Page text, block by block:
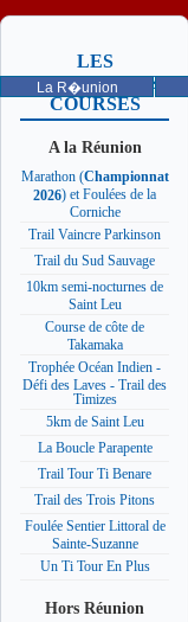
La R�union
LES
PROCHAINES
COURSES
A la Réunion
Marathon (Championnat
2026) et Foulées de la
Corniche
Trail Vaincre Parkinson
Trail du Sud Sauvage
10km semi-nocturnes de
Saint Leu
Course de côte de
Takamaka
Trophée Océan Indien -
Défi des Laves - Trail des
Timizes
5km de Saint Leu
La Boucle Parapente
Trail Tour Ti Benare
Trail des Trois Pitons
Foulée Sentier Littoral de
Sainte-Suzanne
Un Ti Tour En Plus
Hors Réunion